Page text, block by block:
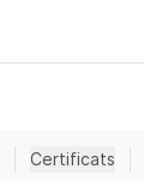
Certificats